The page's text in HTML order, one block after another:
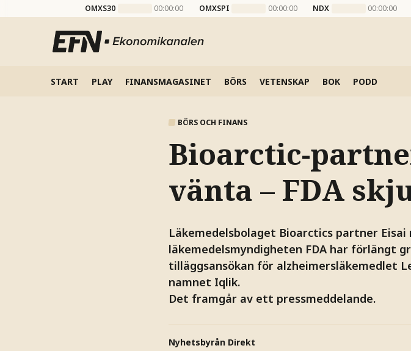
OMXS30 00:00:00 OMXSPI 00:00:00 NDX 00:00:00
START PLAY FINANSMAGASINET BÖRS VETENSKAP BOK PODD
BÖRS OCH FINANS
Bioarctic-
vänta – FDA
Läkemedelsbolaget Bioarctics partner
läkemedelsmyndigheten FDA har förlängt
tilläggsansökan för alzheimersläkemedlet
namnet Iqlik.
Det framgår av ett pressmeddelande.
Nyhetsbyrån Direkt